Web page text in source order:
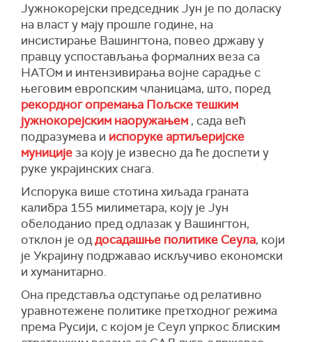
Јужнокорејски председник Јун је по доласку
на власт у мају прошле године, на
инсистирање Вашингтона, повео државу у
правцу успостављања формалних веза са
НАТОм и интензивирања војне сарадње с
његовим европским чланицама, што, поред
рекордног опремања Пољске тешким
јужнокорејским наоружањем , сада већ
подразумева и испоруке артиљеријске
муниције за коју је извесно да ће доспети у
руке украјинских снага.
Испорука више стотина хиљада граната
калибра 155 милиметара, коју је Јун
обелоданио пред одлазак у Вашингтон,
отклон је оддосадашње политике Сеула, који
је Украјину подржавао искључиво економски
и хуманитарно.
Она представља одступање од релативно
уравнотежене политике претходног режима
према Русији, с којом је Сеул упркос блиским